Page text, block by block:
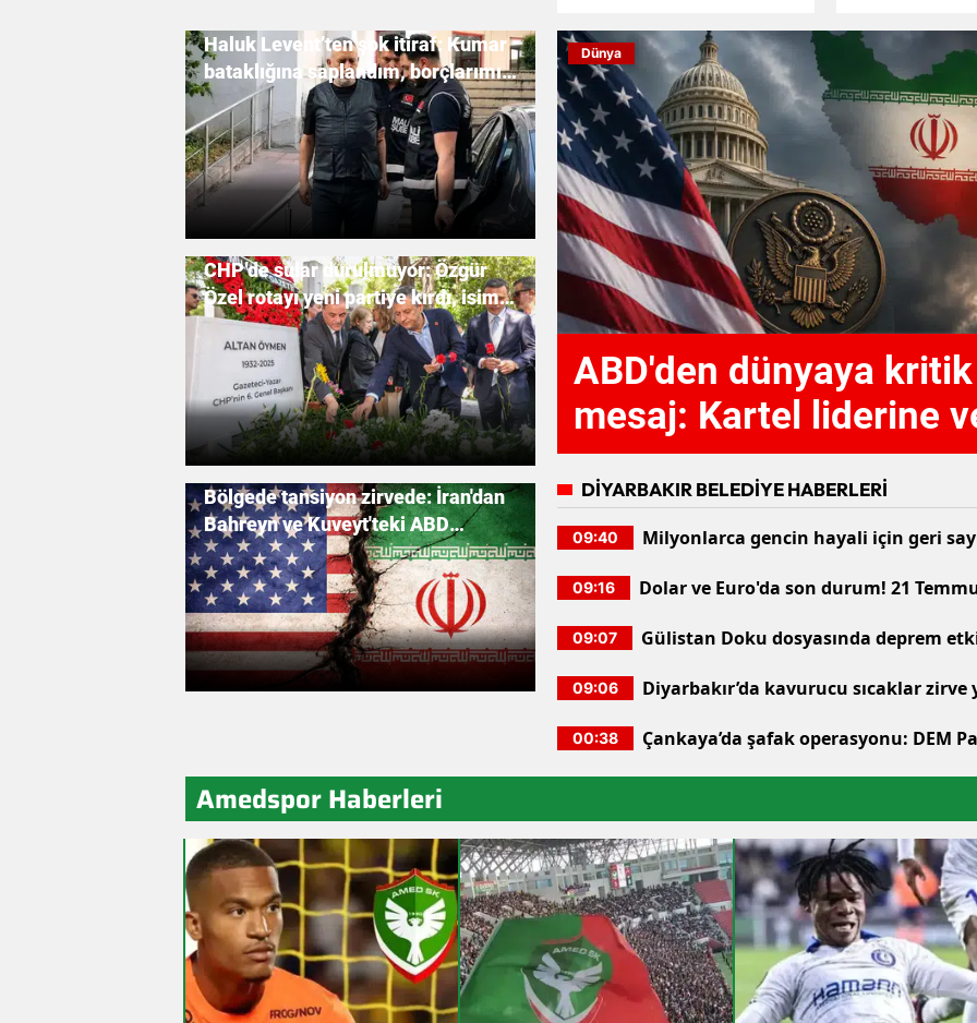
Haluk Levent’ten şok itiraf: Kumar
bataklığına saplandım, borçlarımı
kapatacakken kumpasa uğradım
CHP’de sular durulmuyor: Özgür
Özel rotayı yeni partiye kırdı, isim
için geri sayım başladı
Bölgede tansiyon zirvede: İran'dan
Bahreyn ve Kuveyt'teki ABD
üslerine eş zamanlı operasyon
Dünya
ABD'den dünyaya kritik
mesaj: Kartel liderine
ceza sonrası alarm
çalıyor
DİYARBAKIR BELEDİYE HABERLERİ
09:40
Milyonlarca gencin hayali için geri
09:16
Dolar ve Euro'da son durum! 21
09:07
Gülistan Doku dosyasında deprem
09:06
Diyarbakır’da kavurucu sıcaklar zirve
00:38
Çankaya’da şafak operasyonu: DEM
Amedspor Haberleri